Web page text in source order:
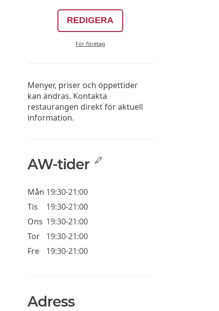
REDIGERA
För företag
Menyer, priser och öppettider
kan ändras. Kontakta
restaurangen direkt för aktuell
information.
AW-tider
Mån 19:30-21:00
Tis
19:30-21:00
Ons 19:30-21:00
Tor
19:30-21:00
Fre
19:30-21:00
Adress